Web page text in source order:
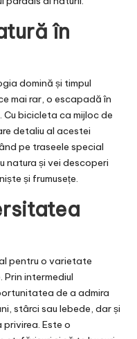
în
domină și timpul
mai rar, o escapadă în
bicicleta ca mijloc de
detaliu al acestei
pe traseele special
natura și vei descoperi
și frumusețe.
pentru o varietate
intermediul
de a admira
stârci sau lebede, dar și
Este o